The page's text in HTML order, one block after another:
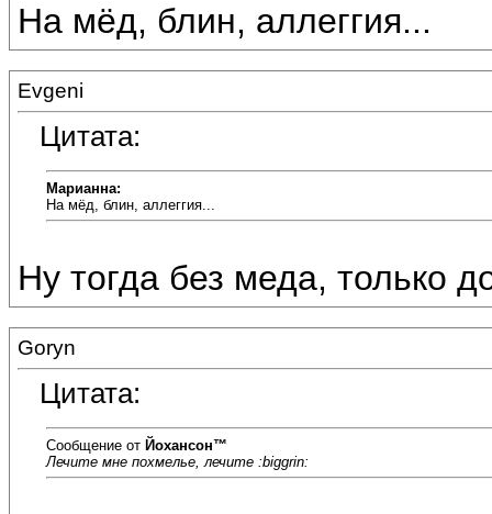
На мёд, блин, аллеггия...
Evgeni
Цитата:
Марианна:
На мёд, блин, аллеггия...
Ну тогда без меда, только
Goryn
Цитата:
Сообщение от Йохансон™
Лечите мне похмелье, лечите :biggrin: